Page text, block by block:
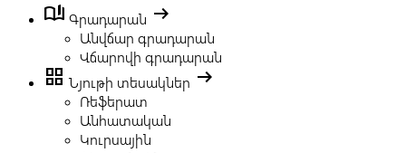
book_ribbon Գրադարան arrow_right_alt
Անվճար գրադարան
Վճարովի գրադարան
grid_view Նյութի տեսակներ arrow_right_alt
Ռեֆերատ
Անհատական
Կուրսային